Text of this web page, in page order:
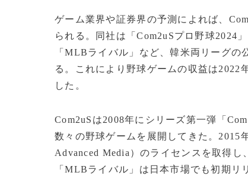
ゲーム業界や証券界の予測によれば、
られる。同社は「Com2uSプロ野球2024
「MLBライバル」など、韓米両リーグ
る。これにより野球ゲームの収益は2022
した。
Com2uSは2008年にシリーズ第一弾「
数々の野球ゲームを展開してきた。
Advanced Media）のライセンスを取得
「MLBライバル」は日本市場でも初期